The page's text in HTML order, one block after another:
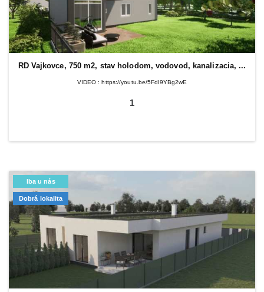
RD Vajkovce, 750 m2, stav holodom, vodovod, kanalizacia, ...
VIDEO : https://youtu.be/5Fdl9YBg2wE
1
Iba u nás
Dobrá lokalita